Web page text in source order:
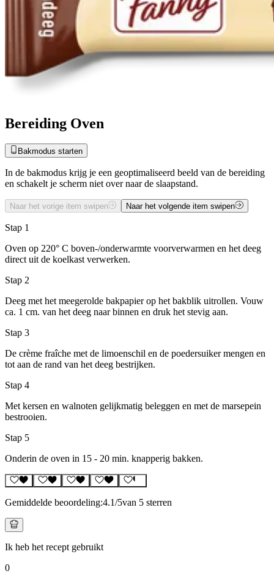
Bereiding Oven
Bakmodus starten
In de bakmodus krijg je een geoptimaliseerd beeld van de bereiding
en schakelt je scherm niet over naar de slaapstand.
Naar het vorige item swipen Naar het volgende item swipen
Stap 1
Oven op 220° C boven-/onderwarmte voorverwarmen en het deeg
direct uit de koelkast verwerken.
Stap 2
Deeg met het meegerolde bakpapier op het bakblik uitrollen. Vouw
ca. 1 cm. van het deeg naar binnen en druk het stevig aan.
Stap 3
De crème fraîche met de limoenschil en de poedersuiker mengen en
tot aan de rand van het deeg bestrijken.
Stap 4
Met kersen en walnoten gelijkmatig beleggen en met de marsepein
bestrooien.
Stap 5
Onderin de oven in 15 - 20 min. knapperig bakken.
Gemiddelde beoordeling:4.1/5van 5 sterren
Ik heb het recept gebruikt
0